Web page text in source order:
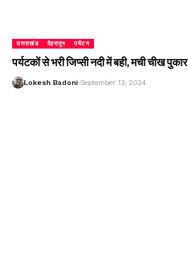
उत्तराखंड देहरादून पर्यटन
पर्यटकों से भरी जिप्सी नदी में बही, मची चीख पुकार
Lokesh Badoni September 13, 2024